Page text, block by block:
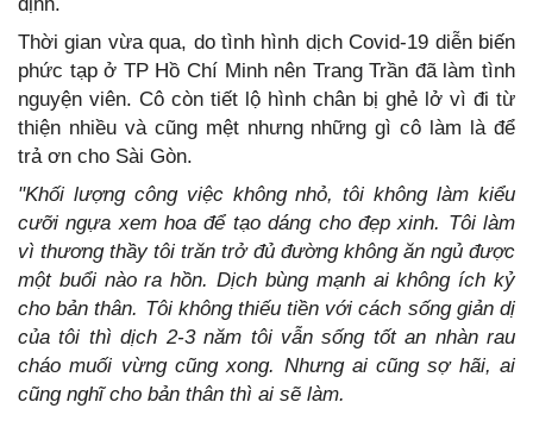
Thời gian vừa qua, do tình hình dịch Covid-19 diễn biến
phức tạp ở TP Hồ Chí Minh nên Trang Trần đã làm tình
nguyện viên. Cô còn tiết lộ hình chân bị ghẻ lở vì đi từ
thiện nhiều và cũng mệt nhưng những gì cô làm là để
trả ơn cho Sài Gòn.
"Khối lượng công việc không nhỏ, tôi không làm kiểu
cưỡi ngựa xem hoa để tạo dáng cho đẹp xinh. Tôi làm
vì thương thầy tôi trăn trở đủ đường không ăn ngủ được
một buổi nào ra hồn. Dịch bùng mạnh ai không ích kỷ
cho bản thân. Tôi không thiếu tiền với cách sống giản dị
của tôi thì dịch 2-3 năm tôi vẫn sống tốt an nhàn rau
cháo muối vừng cũng xong. Nhưng ai cũng sợ hãi, ai
cũng nghĩ cho bản thân thì ai sẽ làm.